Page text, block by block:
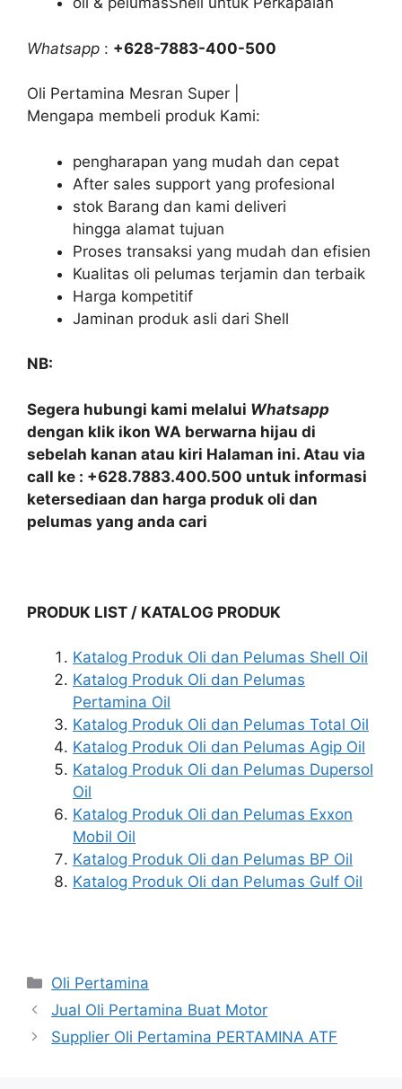
Whatsapp : +628-7883-400-500
Oli Pertamina Mesran Super |
Mengapa membeli produk Kami:
pengharapan yang mudah dan cepat
After sales support yang profesional
stok Barang dan kami deliveri
hingga alamat tujuan
Proses transaksi yang mudah dan efisien
Kualitas oli pelumas terjamin dan terbaik
Harga kompetitif
Jaminan produk asli dari Shell
NB:
Segera hubungi kami melalui Whatsapp
dengan klik ikon WA berwarna hijau di
sebelah kanan atau kiri Halaman ini. Atau via
call ke : +628.7883.400.500 untuk informasi
ketersediaan dan harga produk oli dan
pelumas yang anda cari
PRODUK LIST / KATALOG PRODUK
Katalog Produk Oli dan Pelumas Shell Oil
Katalog Produk Oli dan Pelumas
Pertamina Oil
Katalog Produk Oli dan Pelumas Total Oil
Katalog Produk Oli dan Pelumas Agip Oil
Katalog Produk Oli dan Pelumas Dupersol
Oil
Katalog Produk Oli dan Pelumas Exxon
Mobil Oil
Katalog Produk Oli dan Pelumas BP Oil
Katalog Produk Oli dan Pelumas Gulf Oil
Oli Pertamina
Jual Oli Pertamina Buat Motor
Supplier Oli Pertamina PERTAMINA ATF